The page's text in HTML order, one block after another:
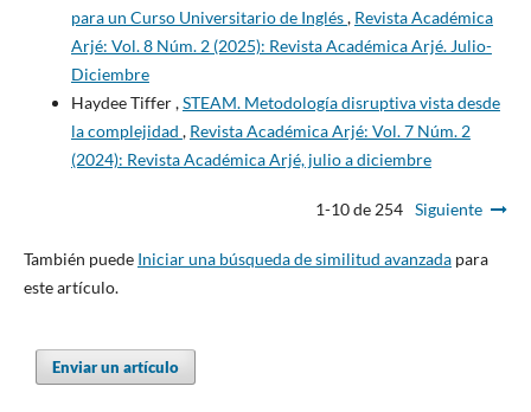
para un Curso Universitario de Inglés, Revista Académica
Arjé: Vol. 8 Núm. 2 (2025): Revista Académica Arjé. Julio-
Diciembre
Haydee Tiffer ,STEAM. Metodología disruptiva vista desde
la complejidad , Revista Académica Arjé: Vol. 7 Núm. 2
(2024): Revista Académica Arjé, julio a diciembre
1-10 de 254 Siguiente
También puede Iniciar una búsqueda de similitud avanzadapara
este artículo.
Enviar un artículo